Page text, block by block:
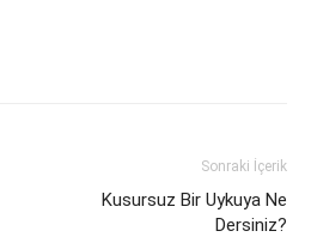
Sonraki İçerik
Kusursuz Bir Uykuya Ne
Dersiniz?